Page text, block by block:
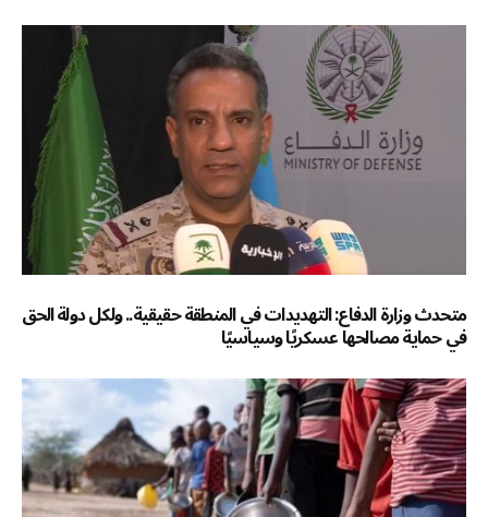
متحدث وزارة الدفاع: التهديدات في المنطقة حقيقية.. ولكل دولة الحق
في حماية مصالحها عسكريًا وسياسيًا